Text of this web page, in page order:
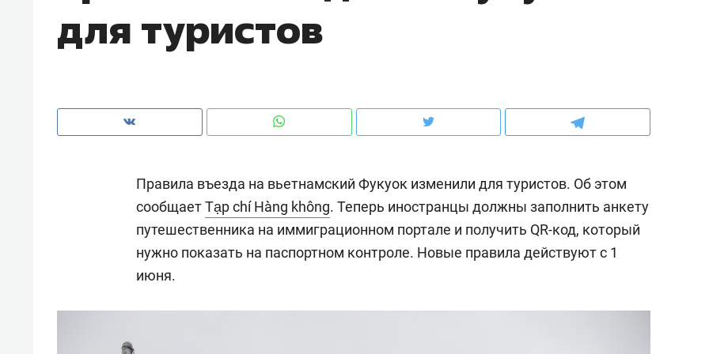
для туристов
Правила въезда на вьетнамский Фукуок изменили для туристов. Об этом
сообщаетTạp chí Hàng không. Теперь иностранцы должны заполнить анкету
путешественника на иммиграционном портале и получить QR-код, который
нужно показать на паспортном контроле. Новые правила действуют с 1
июня.
чем интересен Оман?
Как ГК «МИР ГРУПП» и ВТБ
комфорта под Казанью
150 камер до квартиры и Face
Опыт выживания в